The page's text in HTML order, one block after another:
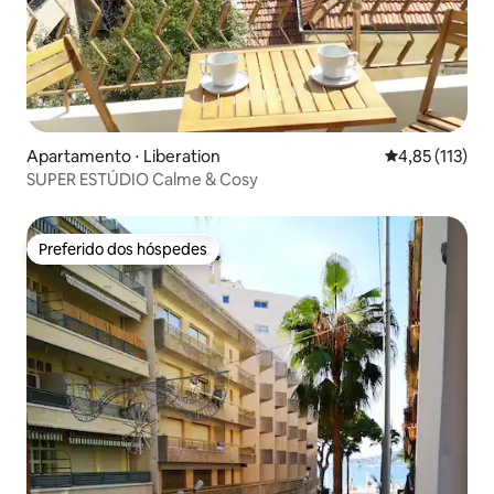
Apartamento ⋅ Liberation 4,85 de uma
4,85 (113)
SUPER ESTÚDIO Calme & Cosy
Preferido dos hóspedes
Preferido dos hóspedes